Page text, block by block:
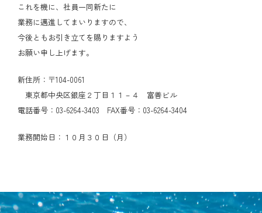
これを機に、社員一同新たに
業務に邁進してまいりますので、
今後ともお引き立てを賜りますよう
お願い申し上げます。
新住所：〒104-0061
東京都中央区銀座２丁目１１－４ 富善ビル
電話番号：03-6264-3403 FAX番号：03-6264-3404
業務開始日：１０月３０日（月）